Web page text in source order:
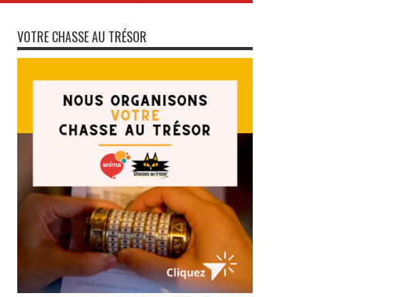
VOTRE CHASSE AU TRÉSOR